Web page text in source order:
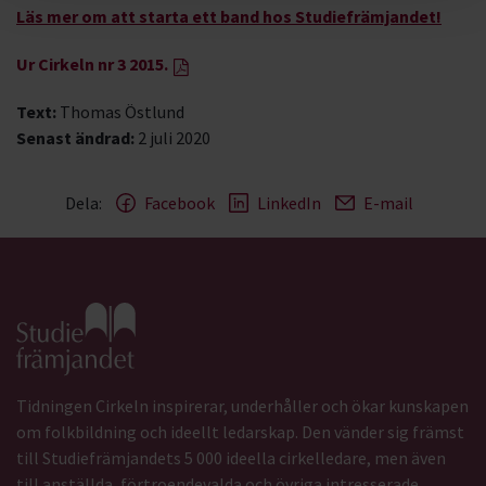
Läs mer om att starta ett band hos Studiefrämjandet!
Ur Cirkeln nr 3 2015.
Text: Thomas Östlund
Senast ändrad: 2 juli 2020
Dela: Facebook LinkedIn E-mail
Gå till studiefrämjandets startsida
Tidningen Cirkeln inspirerar, underhåller och ökar kunskapen
om folkbildning och ideellt ledarskap. Den vänder sig främst
till Studiefrämjandets 5 000 ideella cirkelledare, men även